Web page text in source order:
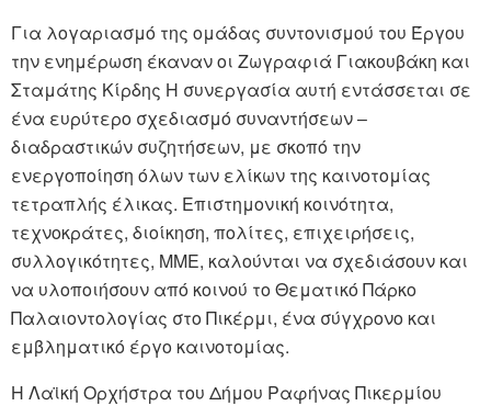
Για λογαριασμό της ομάδας συντονισμού του Έργου
την ενημέρωση έκαναν οι Ζωγραφιά Γιακουβάκη και
Σταμάτης Κίρδης Η συνεργασία αυτή εντάσσεται σε
ένα ευρύτερο σχεδιασμό συναντήσεων –
διαδραστικών συζητήσεων, με σκοπό την
ενεργοποίηση όλων των ελίκων της καινοτομίας
τετραπλής έλικας. Επιστημονική κοινότητα,
τεχνοκράτες, διοίκηση, πολίτες, επιχειρήσεις,
συλλογικότητες, ΜΜΕ, καλούνται να σχεδιάσουν και
να υλοποιήσουν από κοινού το Θεματικό Πάρκο
Παλαιοντολογίας στο Πικέρμι, ένα σύγχρονο και
εμβληματικό έργο καινοτομίας.
Η Λαϊκή Ορχήστρα του Δήμου Ραφήνας Πικερμίου